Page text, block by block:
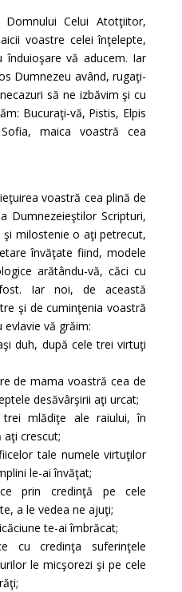
Celui Atotţiitor,
voastre celei înţelepte,
vă aducem. Iar
Dumnezeu având, rugaţi-
să ne izbăvim şi cu
Bucuraţi-vă, Pistis, Elpis
maica voastră cea
voastră cea plină de
Dumnezeieştilor Scripturi,
milostenie o aţi petrecut,
învăţate fiind, modele
arătându-vă, căci cu
Iar noi, de această
şi de cuminţenia voastră
vă grăim:
duh, după cele trei virtuţi
de mama voastră cea de
desăvârşirii aţi urcat;
trei mlădiţe ale raiului, în
aţi crescut;
tale numele virtuţilor
le-ai învăţat;
prin credinţă pe cele
a le vedea ne ajuţi;
te-ai îmbrăcat;
cu credinţa suferinţele
le micşorezi şi pe cele